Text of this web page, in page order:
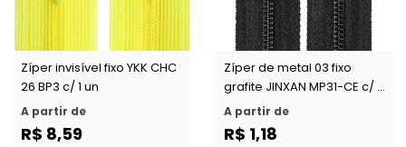
Zíper invisível fixo YKK CHC
26 BP3 c/ 1 un
A partir de
R$ 8,59
Zíper de metal 03 fixo
grafite JINXAN MP31-CE c/ 1
un
A partir de
R$ 1,18